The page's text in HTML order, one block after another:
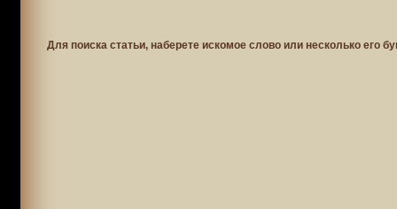
Для поиска статьи, наберете искомое слово или несколько его